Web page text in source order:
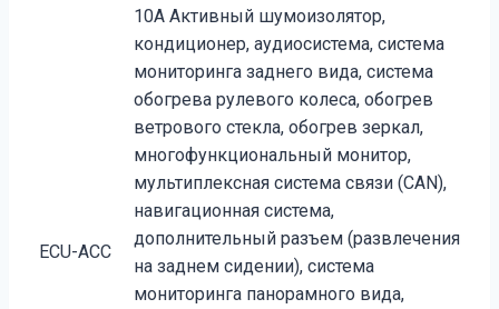
ECU-ACC
10A Активный шумоизолятор,
кондиционер, аудиосистема, система
мониторинга заднего вида, система
обогрева рулевого колеса, обогрев
ветрового стекла, обогрев зеркал,
многофункциональный монитор,
мультиплексная система связи (CAN),
навигационная система,
дополнительный разъем (развлечения
на заднем сидении), система
мониторинга панорамного вида,